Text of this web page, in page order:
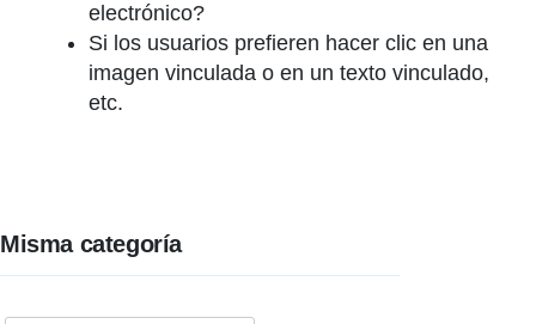
electrónico?
Si los usuarios prefieren hacer clic en una
imagen vinculada o en un texto vinculado,
etc.
Misma categoría